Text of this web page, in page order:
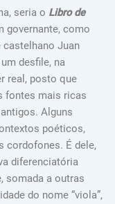
seria o Libro de
governante, como
Juan
desfile, na
real, posto que
fontes mais ricas
Alguns
poéticos,
cordofones. É dele,
diferenciatória
somada a outras
do nome “viola”,